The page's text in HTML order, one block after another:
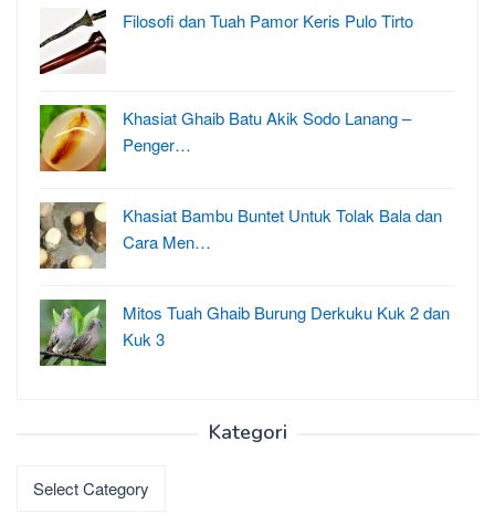
Filosofi dan Tuah Pamor Keris Pulo Tirto
Khasiat Ghaib Batu Akik Sodo Lanang –
Penger…
Khasiat Bambu Buntet Untuk Tolak Bala dan
Cara Men…
Mitos Tuah Ghaib Burung Derkuku Kuk 2 dan
Kuk 3
Kategori
Kategori